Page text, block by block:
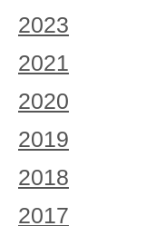
2023
2021
2020
2019
2018
2017